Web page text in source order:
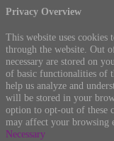
Privacy Overview
This website uses
through the website. Out
necessary are stored on
of basic functionalities of
help us analyze and
will be stored in your
option to opt-out of these
may affect your browsing
Necessary